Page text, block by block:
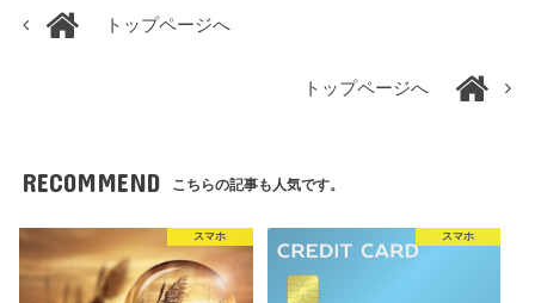
トップページへ
トップページへ
RECOMMEND こちらの記事も人気です。
スマホ スマホ